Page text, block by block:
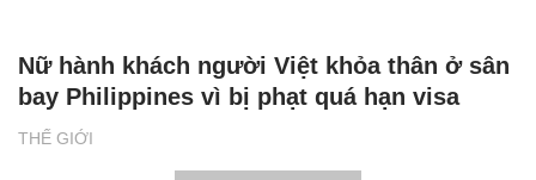
THẾ GIỚI
Nữ hành khách người Việt khỏa thân ở sân
bay Philippines vì bị phạt quá hạn visa